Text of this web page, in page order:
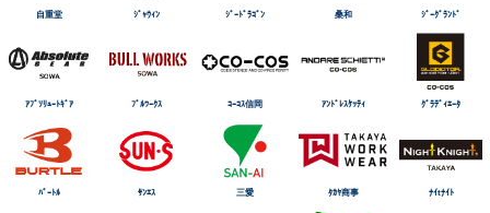
自重堂 ｼﾞｬｳｨﾝ ｼﾞｰﾄﾞﾗｺﾞﾝ 桑和 ｼﾞｰｸﾞﾗﾝﾄﾞ
ｱﾌﾞｿﾘｭｰﾄｷﾞｱ ﾌﾞﾙﾜｰｸｽ ｺｰｺｽ信岡 ｱﾝﾄﾞﾚｽｹｯﾃｨ ｸﾞﾗﾃﾞｨｴｰﾀ
ﾊﾞｰﾄﾙ ｻﾝｴｽ 三愛 ﾀｶﾔ商事 ﾅｲtﾅｲﾄ